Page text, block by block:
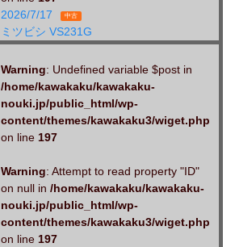
2026/7/17
中古
ミツビシ VS231G
Warning: Undefined variable $post in
/home/kawakaku/kawakaku-
nouki.jp/public_html/wp-
content/themes/kawakaku3/wiget.php
on line 197
Warning: Attempt to read property "ID"
on null in /home/kawakaku/kawakaku-
nouki.jp/public_html/wp-
content/themes/kawakaku3/wiget.php
on line 197